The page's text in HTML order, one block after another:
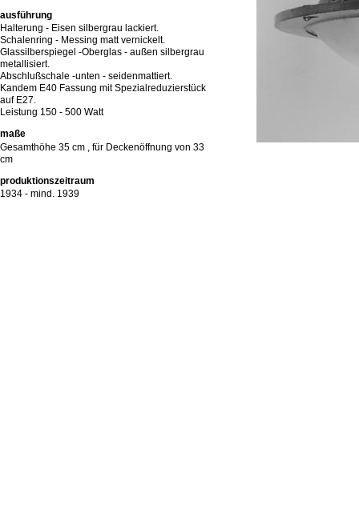
ausführung
Halterung - Eisen silbergrau lackiert.
Schalenring - Messing matt vernickelt.
Glassilberspiegel -Oberglas - außen silbergrau
metallisiert.
Abschlußschale -unten - seidenmattiert.
Kandem E40 Fassung mit Spezialreduzierstück
auf E27.
Leistung 150 - 500 Watt
maße
Gesamthöhe 35 cm , für Deckenöffnung von 33
cm
produktionszeitraum
1934 - mind. 1939